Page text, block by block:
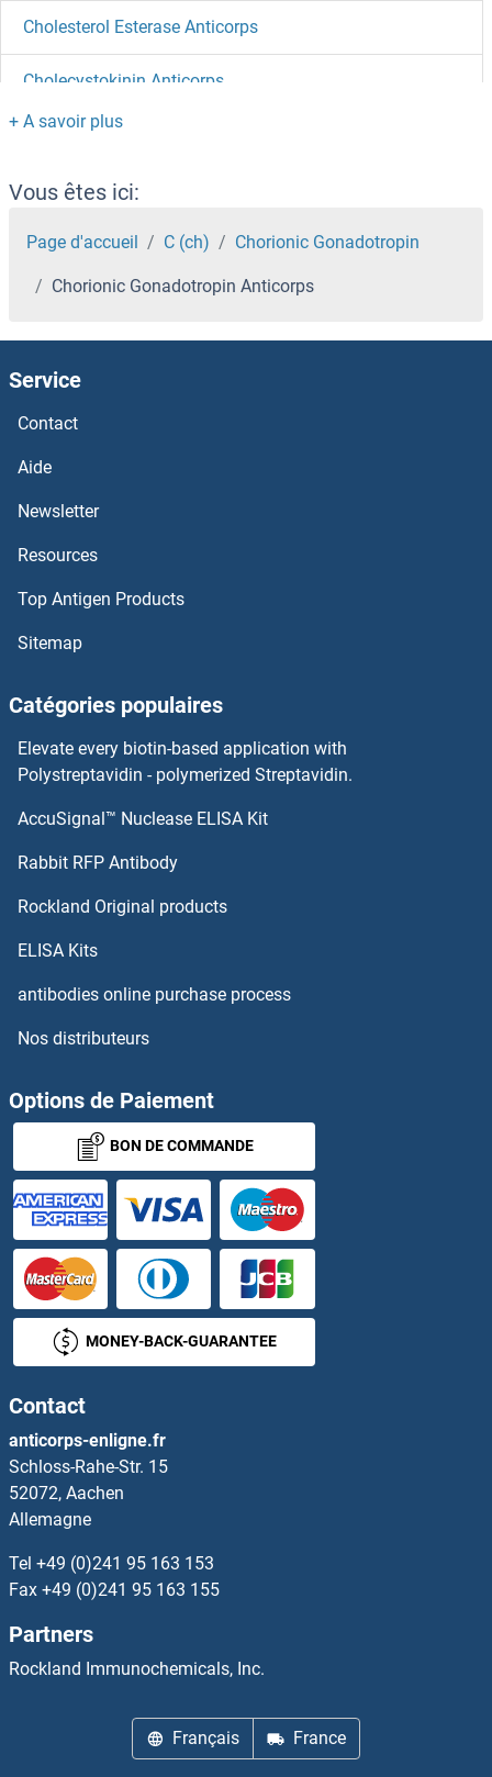
Cholesterol Esterase Anticorps
Cholecystokinin Anticorps
CHODL Anticorps
CHN2 Anticorps
CHN1 Anticorps
CHMP7 Anticorps
CHMP4C Anticorps
CHMP4B Anticorps
CHMP4A Anticorps
CHMP1A Anticorps
Chorionic Gonadotropin, alpha Anticorps
Chorionic Gonadotropin, beta Polypeptide 3 Anticorps
CHPF Anticorps
CHPF2 Anticorps
CHPT1 Anticorps
CHRAC1 Anticorps
CHRDL1 Anticorps
CHRDL2 Anticorps
CHRFAM7A Anticorps
CHRM1 Anticorps
CHRM3 Anticorps
CHRM4 Anticorps
CHRM5 Anticorps
CHRNA1 Anticorps
CHRNA10 Anticorps
CHRNA3 Anticorps
Vous êtes ici:
Page d'accueil C (ch) Chorionic Gonadotropin
Chorionic Gonadotropin Anticorps
Service
Contact
Aide
Newsletter
Resources
Top Antigen Products
Sitemap
Catégories populaires
Elevate every biotin-based application with
Polystreptavidin - polymerized Streptavidin.
AccuSignal™ Nuclease ELISA Kit
Rabbit RFP Antibody
Rockland Original products
ELISA Kits
antibodies online purchase process
Nos distributeurs
Options de Paiement
BON DE COMMANDE
MONEY-BACK-GUARANTEE
Contact
anticorps-enligne.fr
Schloss-Rahe-Str. 15
52072, Aachen
Allemagne
Tel +49 (0)241 95 163 153
Fax +49 (0)241 95 163 155
Partners
Rockland Immunochemicals, Inc.
Français France